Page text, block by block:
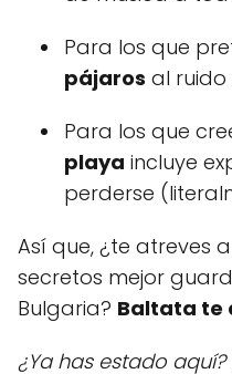
Para los que
pájaros al
Para los que
playa incluye
perderse
Así que, ¿te atreves
secretos mejor
Bulgaria? Baltata te
¿Ya has estado